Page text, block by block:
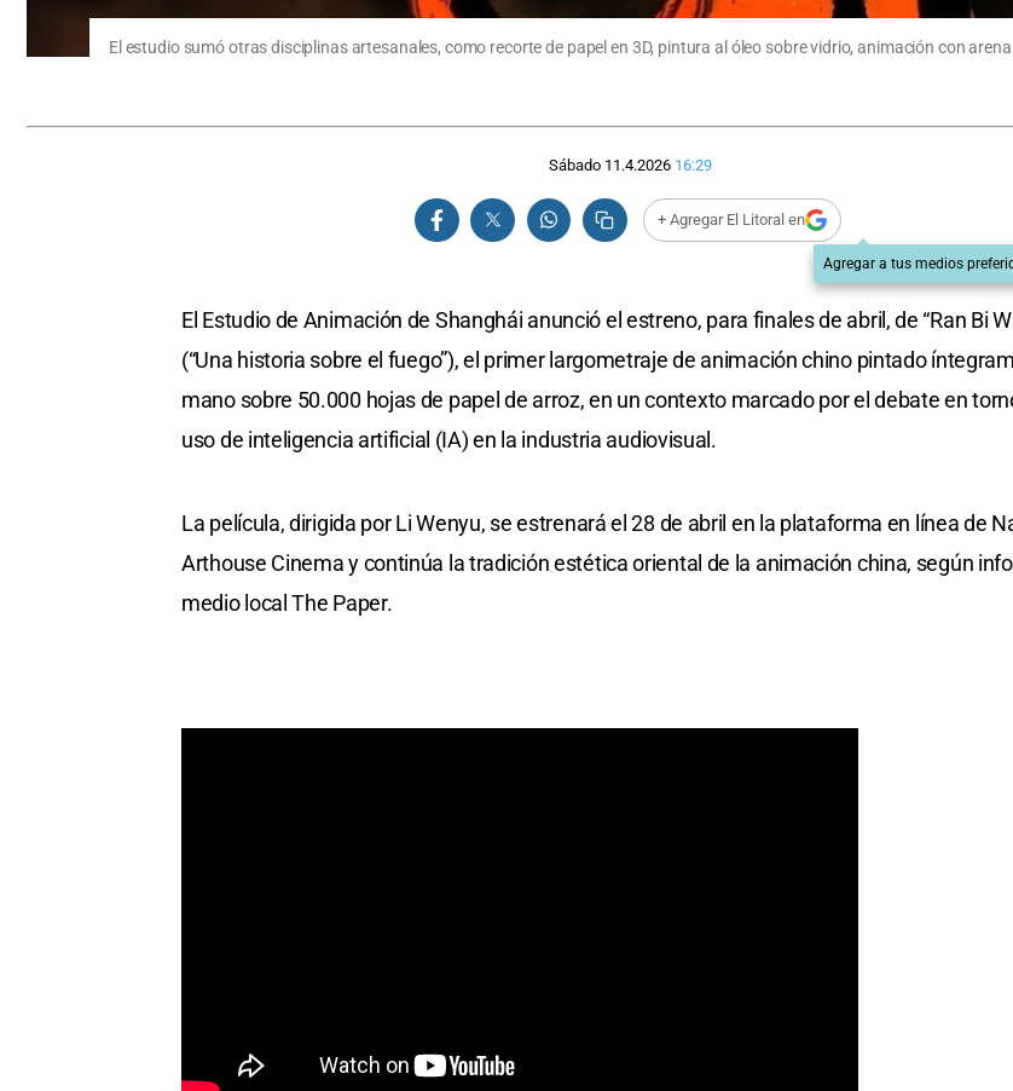
El estudio sumó otras disciplinas artesanales, como recorte de papel en 3D, pintura al óleo sobre vidrio, animación con
Sábado 11.4.2026 16:29
+ Agregar El Litoral en
Agregar a tus medios
El Estudio de Animación de Shanghái anunció el estreno, para finales de abril, de “Ran Bi
(“Una historia sobre el fuego”), el primer largometraje de animación chino pintado
mano sobre 50.000 hojas de papel de arroz, en un contexto marcado por el debate en
uso de inteligencia artificial (IA) en la industria audiovisual.
La película, dirigida por Li Wenyu, se estrenará el 28 de abril en la plataforma en línea de
Arthouse Cinema y continúa la tradición estética oriental de la animación china, según
medio local The Paper.